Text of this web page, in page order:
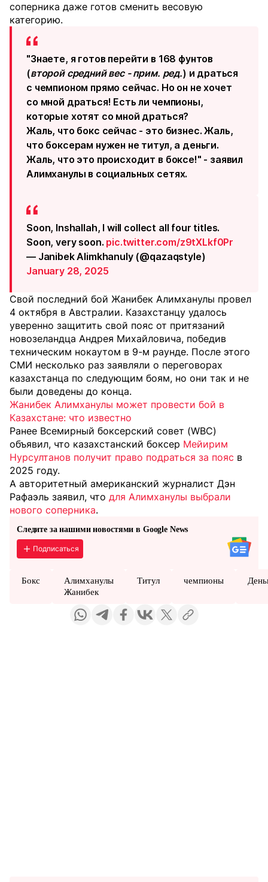
соперника даже готов сменить весовую
категорию.
"Знаете, я готов перейти в 168 фунтов
(второй средний вес - прим. ред.) и драться
с чемпионом прямо сейчас. Но он не хочет
со мной драться! Есть ли чемпионы,
которые хотят со мной драться?
Жаль, что бокс сейчас - это бизнес. Жаль,
что боксерам нужен не титул, а деньги.
Жаль, что это происходит в боксе!" - заявил
Алимханулы в социальных сетях.
Soon, Inshallah, I will collect all four titles.
Soon, very soon. pic.twitter.com/z9tXLkf0Pr
— Janibek Alimkhanuly (@qazaqstyle)
January 28, 2025
Свой последний бой Жанибек Алимханулы провел
4 октября в Австралии. Казахстанцу удалось
уверенно защитить свой пояс от притязаний
новозеландца Андрея Михайловича, победив
техническим нокаутом в 9-м раунде. После этого
СМИ несколько раз заявляли о переговорах
казахстанца по следующим боям, но они так и не
были доведены до конца.
Жанибек Алимханулы может провести бой в
Казахстане: что известно
Ранее Всемирный боксерский совет (WBC)
объявил, что казахстанский боксер Мейирим
Нурсултанов получит право подраться за пояс в
2025 году.
А авторитетный американский журналист Дэн
Рафаэль заявил, что для Алимханулы выбрали
нового соперника.
Следите за нашими новостями в Google News
Подписаться
Бокс
Алимханулы
Жанибек
Титул чемпионы